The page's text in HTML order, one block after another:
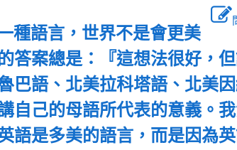
種語言，世界不是會更美
答案總是：『這想法很好，
巴語、北美拉科塔語、北美
自己的母語所代表的意義。
語是多美的語言，而是因為